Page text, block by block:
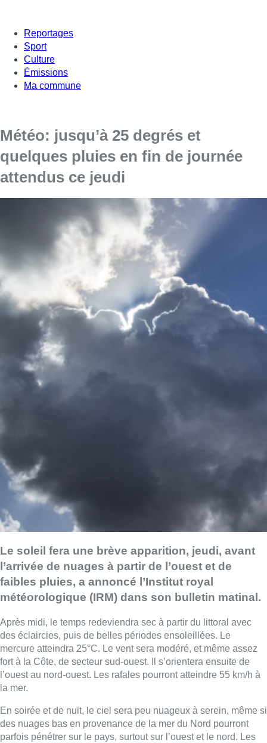
Reportages
Sport
Culture
Émissions
Ma commune
Météo: jusqu’à 25 degrés et
quelques pluies en fin de journée
attendus ce jeudi
Le soleil fera une brève apparition, jeudi, avant
l’arrivée de nuages à partir de l’ouest et de
faibles pluies, a annoncé l’Institut royal
météorologique (IRM) dans son bulletin matinal.
Après midi, le temps redeviendra sec à partir du littoral avec
des éclaircies, puis de belles périodes ensoleillées. Le
mercure atteindra 25°C. Le vent sera modéré, et même assez
fort à la Côte, de secteur sud-ouest. Il s’orientera ensuite de
l’ouest au nord-ouest. Les rafales pourront atteindre 55 km/h à
la mer.
En soirée et de nuit, le ciel sera peu nuageux à serein, même si
des nuages bas en provenance de la mer du Nord pourront
parfois pénétrer sur le pays, surtout sur l’ouest et le nord. Les